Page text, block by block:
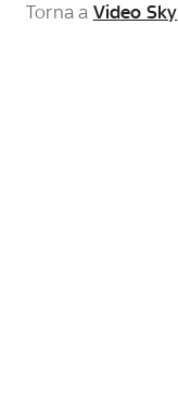
Torna a Video Sky